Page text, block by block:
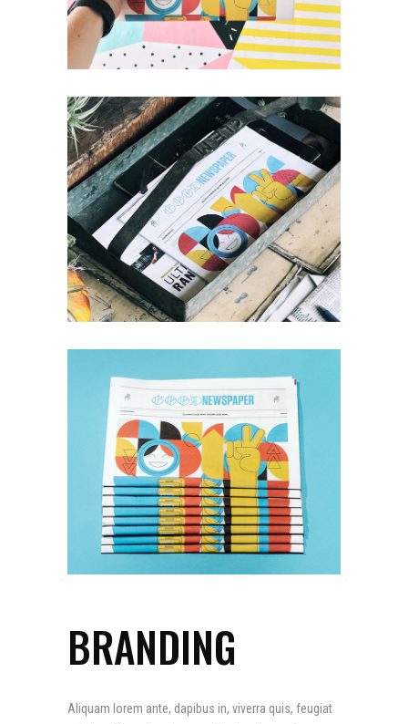
BRANDING
Aliquam lorem ante, dapibus in, viverra quis, feugiat